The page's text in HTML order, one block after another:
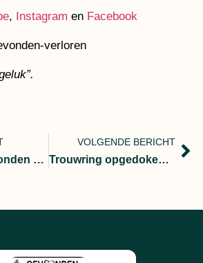
, Instagram en Facebook
Trouwring gevonden bij testen Minelab Equinox 800
VOLGENDE BERICHT
Trouwring opgedoken in de grachten van Delft